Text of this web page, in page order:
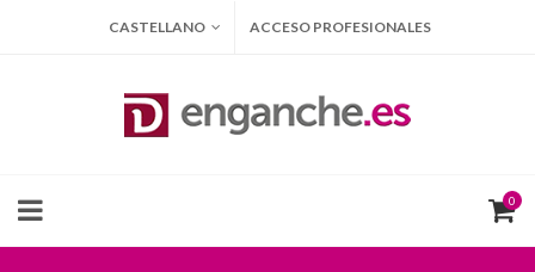
CASTELLANO ACCESO PROFESIONALES
0